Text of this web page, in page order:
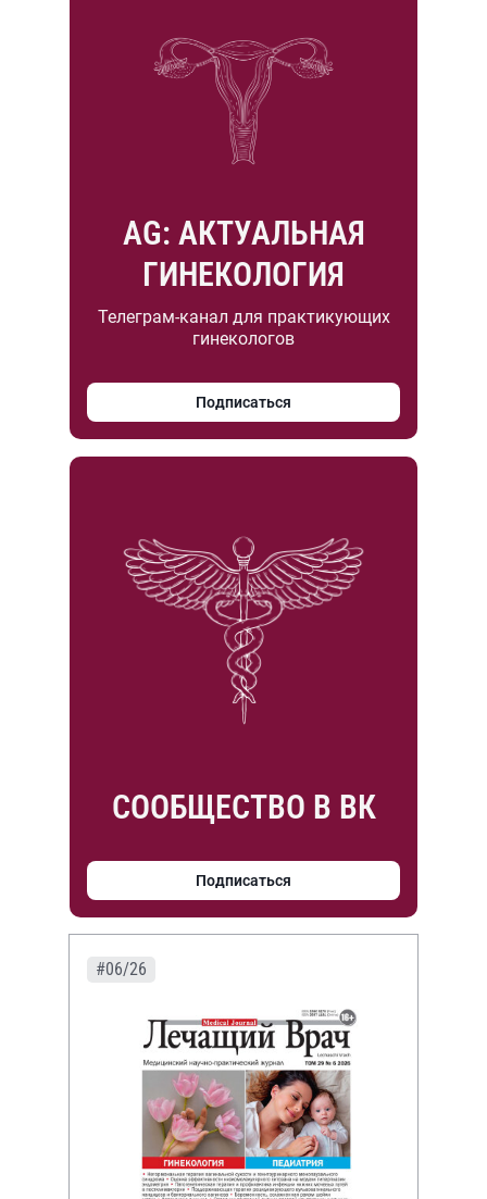
AG: АКТУАЛЬНАЯ
ГИНЕКОЛОГИЯ
Телеграм-канал для практикующих
гинекологов
Подписаться
СООБЩЕСТВО В ВК
Подписаться
#06/26